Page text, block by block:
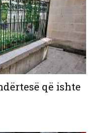
që ishte